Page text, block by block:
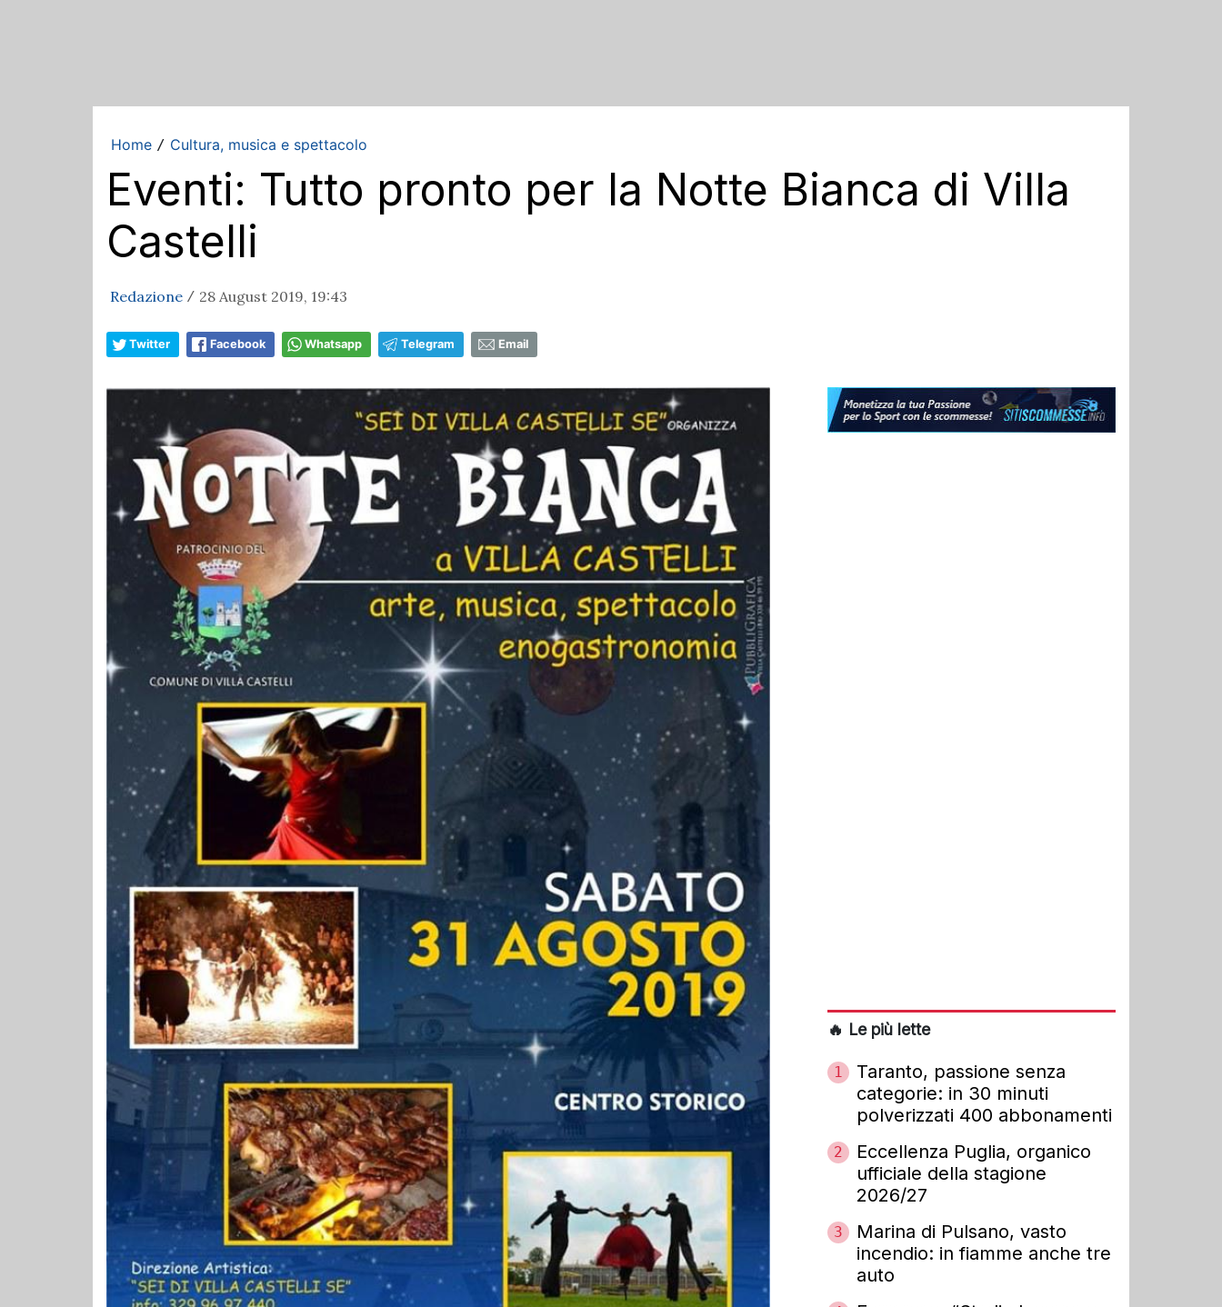
Home / Cultura, musica e spettacolo
Eventi: Tutto pronto per la Notte Bianca di Villa
Castelli
Redazione / 28 August 2019, 19:43
Twitter Facebook Whatsapp Telegram Email
🔥 Le più lette
1
Taranto, passione senza
categorie: in 30 minuti
polverizzati 400 abbonamenti
2
Eccellenza Puglia, organico
ufficiale della stagione
2026/27
3
Marina di Pulsano, vasto
incendio: in fiamme anche tre
auto